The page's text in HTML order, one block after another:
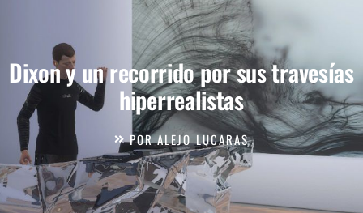
Dixon y un recorrido por sus travesías
hiperrealistas
PORALEJO LUCARAS